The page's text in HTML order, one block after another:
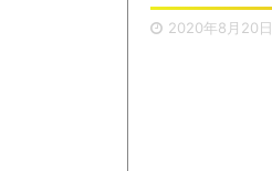
2020年8月20日